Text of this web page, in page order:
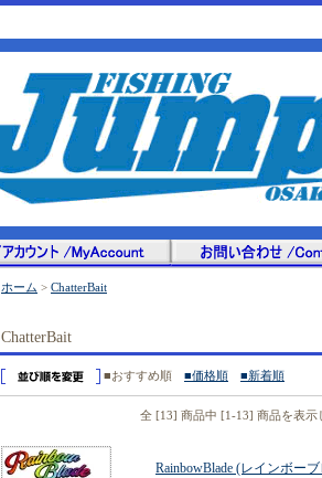
ホーム > ChatterBait
ChatterBait
■おすすめ順 ■価格順 ■新着順
全 [13] 商品中 [1-13] 商品を表示
RainbowBlade (レインボー